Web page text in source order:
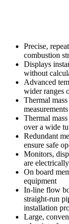
Precise,
combustion
Displays
without
Advanced
wider ranges
Thermal
Thermal
over a wide
Redundant
ensure safe
Monitors,
are
On board
equipment
In-line flow
straight-run
installation
Large,